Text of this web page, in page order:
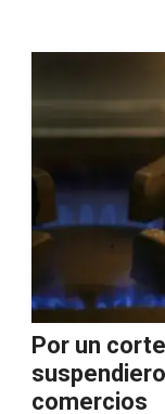
Por un
comercios